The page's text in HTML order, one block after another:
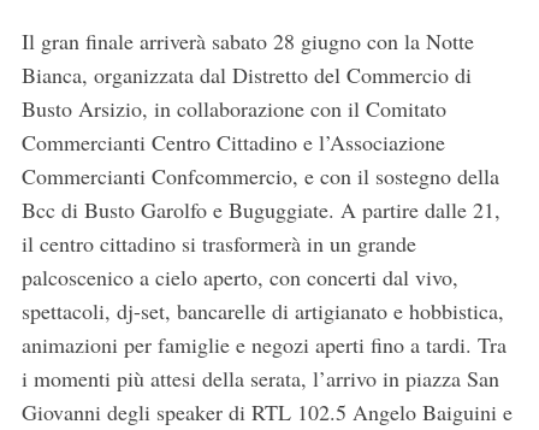
Il gran finale arriverà sabato 28 giugno con la Notte
Bianca, organizzata dal Distretto del Commercio di
Busto Arsizio, in collaborazione con il Comitato
Commercianti Centro Cittadino e l’Associazione
Commercianti Confcommercio, e con il sostegno della
Bcc di Busto Garolfo e Buguggiate. A partire dalle 21,
il centro cittadino si trasformerà in un grande
palcoscenico a cielo aperto, con concerti dal vivo,
spettacoli, dj-set, bancarelle di artigianato e hobbistica,
animazioni per famiglie e negozi aperti fino a tardi. Tra
i momenti più attesi della serata, l’arrivo in piazza San
Giovanni degli speaker di RTL 102.5 Angelo Baiguini e